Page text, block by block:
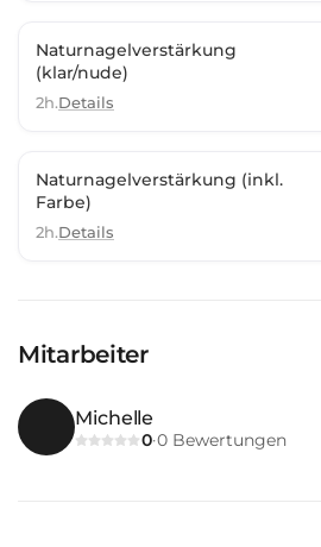
Naturnagelverstärkung
(klar/nude)
2h.Details
Naturnagelverstärkung (inkl.
Farbe)
2h.Details
Mitarbeiter
Michelle
0·0 Bewertungen